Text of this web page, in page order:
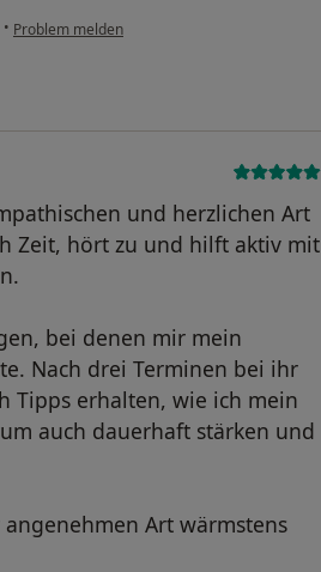
• Problem melden
und herzlichen Art
Zeit, hört zu und hilft aktiv mit
bei denen mir mein
Nach drei Terminen bei ihr
Tipps erhalten, wie ich mein
auch dauerhaft stärken und
Art wärmstens